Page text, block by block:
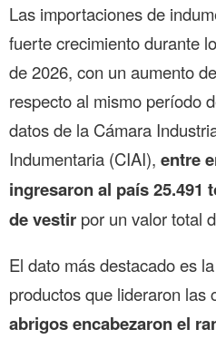
Las importaciones de
fuerte crecimiento durante
de 2026, con un aumento
respecto al mismo período
datos de la Cámara
Indumentaria (CIAI), entre
ingresaron al país 25.491
de vestir por un valor total
El dato más destacado es
productos que lideraron las
abrigos encabezaron el